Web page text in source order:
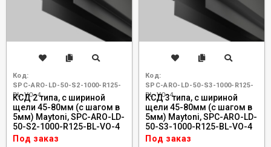
Код:
SPC-ARO-LD-50-S2-1000-R125-
BL-VO-4
КСД 2 типа, с шириной
щели 45-80мм (с шагом в
5мм) Maytoni, SPC-ARO-LD-
50-S2-1000-R125-BL-VO-4
Под заказ
Код:
SPC-ARO-LD-50-S3-1000-R125-
BL-VO-4
КСД 3 типа, с шириной
щели 45-80мм (с шагом в
5мм) Maytoni, SPC-ARO-LD-
50-S3-1000-R125-BL-VO-4
Под заказ